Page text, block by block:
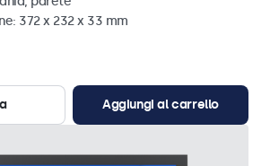
372 x 232 x 33 mm
Aggiungi al carrello